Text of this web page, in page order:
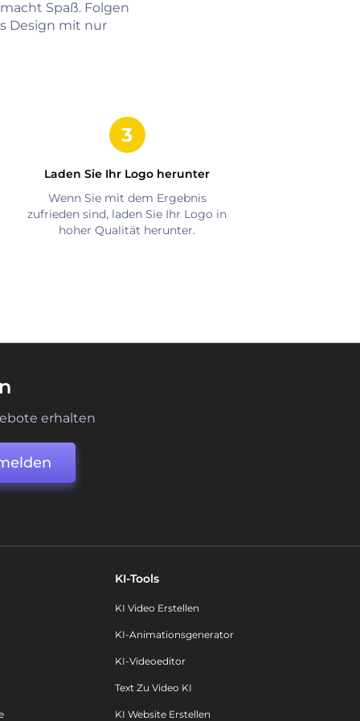
Spaß. Folgen
Design mit nur
Laden Sie Ihr Logo herunter
Wenn Sie mit dem Ergebnis
zufrieden sind, laden Sie Ihr Logo in
hoher Qualität herunter.
erhalten
KI-Tools
KI Video Erstellen
KI-Animationsgenerator
KI-Videoeditor
Text Zu Video KI
KI Website Erstellen